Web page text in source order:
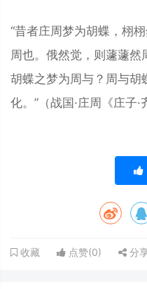
“昔者庄周梦为胡蝶，栩
周也。俄然觉，则蘧蘧然
胡蝶之梦为周与？周与胡
化。”（战国·庄周《庄子·
收藏 点赞(0) 分